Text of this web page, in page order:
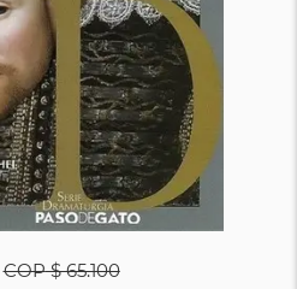
COP$ 65.100